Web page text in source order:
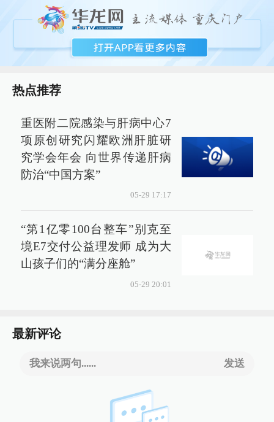
热点推荐
重医附二院感染与肝病中心7
项原创研究闪耀欧洲肝脏研
究学会年会 向世界传递肝病
防治“中国方案”
05-29 17:17
“第1亿零100台整车”别克至
境E7交付公益理发师 成为大
山孩子们的“满分座舱”
05-29 20:01
最新评论
我来说两句...... 发送